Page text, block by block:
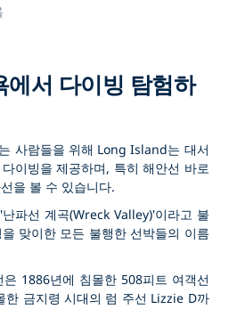
에서 다이빙 탐험하
사람들을 위해 Long Island는 대서
이빙을 제공하며, 특히 해안선 바로
을 볼 수 있습니다.
파선 계곡(Wreck Valley)'이라고 불
맞이한 모든 불행한 선박들의 이름
1886년에 침몰한 508피트 여객선
금지령 시대의 럼 주선 Lizzie D까